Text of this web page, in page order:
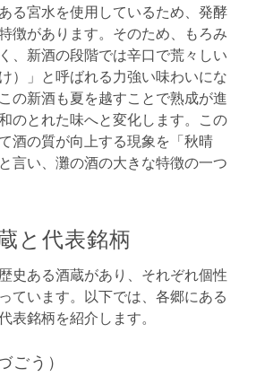
る宮水を使用しているため、発酵
徴があります。そのため、もろみ
、新酒の段階では辛口で荒々しい
）」と呼ばれる力強い味わいにな
の新酒も夏を越すことで熟成が進
のとれた味へと変化します。この
酒の質が向上する現象を「秋晴
言い、灘の酒の大きな特徴の一つ
と代表銘柄
史ある酒蔵があり、それぞれ個性
ています。以下では、各郷にある
表銘柄を紹介します。
ごう）